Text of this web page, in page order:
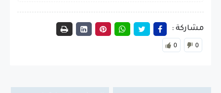
مشاركة :
0 0